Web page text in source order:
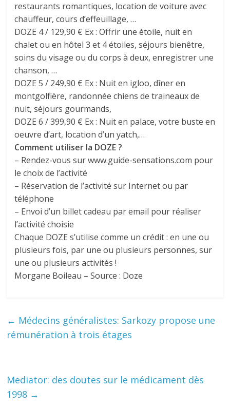
restaurants romantiques, location de voiture avec
chauffeur, cours d’effeuillage, …
DOZE 4 / 129,90 € Ex : Offrir une étoile, nuit en
chalet ou en hôtel 3 et 4 étoiles, séjours bienêtre,
soins du visage ou du corps à deux, enregistrer une
chanson, …
DOZE 5 / 249,90 € Ex : Nuit en igloo, dîner en
montgolfière, randonnée chiens de traineaux de
nuit, séjours gourmands,
DOZE 6 / 399,90 € Ex : Nuit en palace, votre buste en
oeuvre d’art, location d’un yatch,…
Comment utiliser la DOZE ?
– Rendez-vous sur www.guide-sensations.com pour
le choix de l’activité
– Réservation de l’activité sur Internet ou par
téléphone
– Envoi d’un billet cadeau par email pour réaliser
l’activité choisie
Chaque DOZE s’utilise comme un crédit : en une ou
plusieurs fois, par une ou plusieurs personnes, sur
une ou plusieurs activités !
Morgane Boileau – Source : Doze
← Médecins généralistes: Sarkozy propose une
rémunération à trois étages
Mediator: des doutes sur le médicament dès
1998 →